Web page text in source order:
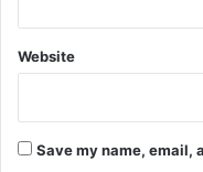
Website
Save my name, email,